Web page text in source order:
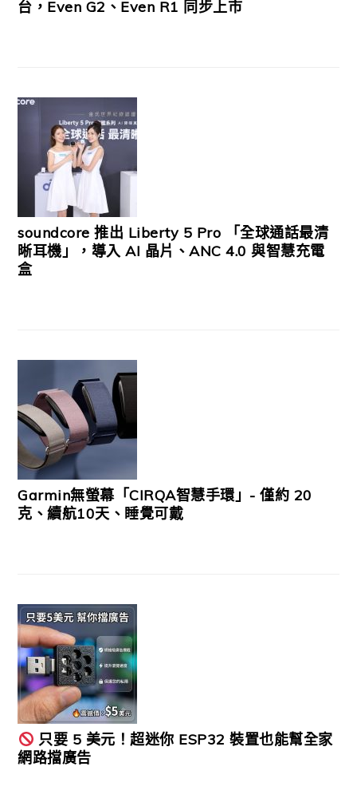
台，Even G2、Even R1 同步上市
soundcore 推出 Liberty 5 Pro 「全球通話最清
晰耳機」，導入 AI 晶片、ANC 4.0 與智慧充電
盒
Garmin無螢幕「CIRQA智慧手環」- 僅約 20
克、續航10天、睡覺可戴
只要 5 美元！超迷你 ESP32 裝置也能幫全家
網路擋廣告